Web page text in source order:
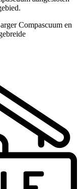
Compascuum en